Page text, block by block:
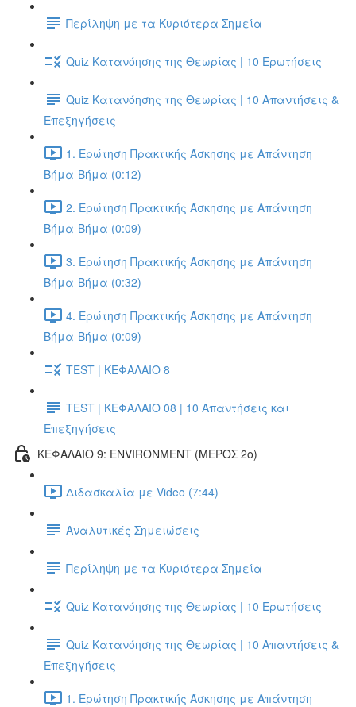
Περίληψη με τα Κυριότερα Σημεία
Quiz Κατανόησης της Θεωρίας | 10 Ερωτήσεις
Quiz Κατανόησης της Θεωρίας | 10 Απαντήσεις &
Επεξηγήσεις
1. Ερώτηση Πρακτικής Άσκησης με Απάντηση
Βήμα-Βήμα (0:12)
2. Ερώτηση Πρακτικής Άσκησης με Απάντηση
Βήμα-Βήμα (0:09)
3. Ερώτηση Πρακτικής Άσκησης με Απάντηση
Βήμα-Βήμα (0:32)
4. Ερώτηση Πρακτικής Άσκησης με Απάντηση
Βήμα-Βήμα (0:09)
TEST | ΚΕΦΑΛΑΙΟ 8
TEST | ΚΕΦΑΛΑΙΟ 08 | 10 Απαντήσεις και
Επεξηγήσεις
ΚΕΦΑΛΑΙΟ 9: ENVIRONMENT (ΜΕΡΟΣ 2o)
Διδασκαλία με Video (7:44)
Αναλυτικές Σημειώσεις
Περίληψη με τα Κυριότερα Σημεία
Quiz Κατανόησης της Θεωρίας | 10 Ερωτήσεις
Quiz Κατανόησης της Θεωρίας | 10 Απαντήσεις &
Επεξηγήσεις
1. Ερώτηση Πρακτικής Άσκησης με Απάντηση